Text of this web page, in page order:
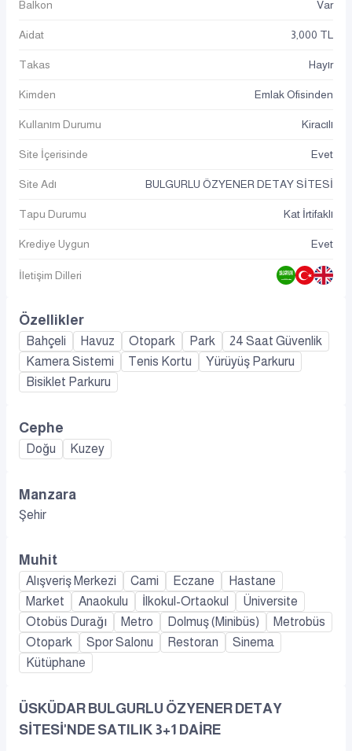
Balkon Var
Aidat 3,000 TL
Takas Hayır
Kimden Emlak Ofisinden
Kullanım Durumu Kiracılı
Site İçerisinde Evet
Site Adı BULGURLU ÖZYENER DETAY SİTESİ
Tapu Durumu Kat İrtifaklı
Krediye Uygun Evet
İletişim Dilleri
Özellikler
Bahçeli Havuz Otopark Park
24 Saat Güvenlik
Kamera Sistemi
Tenis Kortu
Yürüyüş Parkuru
Bisiklet Parkuru
Cephe
Doğu Kuzey
Manzara
Şehir
Muhit
Alışveriş Merkezi Cami Eczane
Hastane
Market
Anaokulu İlkokul-Ortaokul
Üniversite
Otobüs Durağı
Metro Dolmuş (Minibüs)
Metrobüs
Otopark
Spor Salonu Restoran
Sinema
Kütüphane
ÜSKÜDAR BULGURLU ÖZYENER DETAY
SİTESİ'NDE SATILIK 3+1 DAİRE